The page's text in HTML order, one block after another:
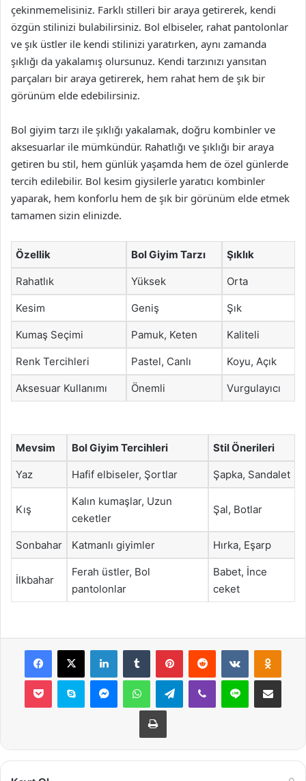
çekinmemelisiniz. Farklı stilleri bir araya getirerek, kendi
özgün stilinizi bulabilirsiniz. Bol elbiseler, rahat pantolonlar
ve şık üstler ile kendi stilinizi yaratırken, aynı zamanda
şıklığı da yakalamış olursunuz. Kendi tarzınızı yansıtan
parçaları bir araya getirerek, hem rahat hem de şık bir
görünüm elde edebilirsiniz.
Bol giyim tarzı ile şıklığı yakalamak, doğru kombinler ve
aksesuarlar ile mümkündür. Rahatlığı ve şıklığı bir araya
getiren bu stil, hem günlük yaşamda hem de özel günlerde
tercih edilebilir. Bol kesim giysilerle yaratıcı kombinler
yaparak, hem konforlu hem de şık bir görünüm elde etmek
tamamen sizin elinizde.
Özellik Bol Giyim Tarzı Şıklık
Rahatlık Yüksek Orta
Kesim Geniş Şık
Kumaş Seçimi Pamuk, Keten Kaliteli
Renk Tercihleri Pastel, Canlı Koyu, Açık
Aksesuar Kullanımı Önemli Vurgulayıcı
Mevsim Bol Giyim Tercihleri Stil Önerileri
Yaz Hafif elbiseler, Şortlar Şapka, Sandalet
Kış
Kalın kumaşlar, Uzun
ceketler
Şal, Botlar
Sonbahar Katmanlı giyimler Hırka, Eşarp
İlkbahar
Ferah üstler, Bol
pantolonlar
Babet, İnce
ceket
Facebook
X LinkedInTumblr PinterestReddit VKontakte
Pocket Skype MessengerWhatsAppTelegramViber Line E-Posta ile
Yazdır